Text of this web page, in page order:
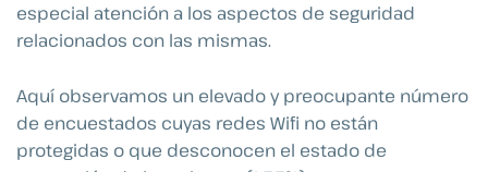
especial atención a los aspectos de seguridad
relacionados con las mismas.
Aquí observamos un elevado y preocupante número
de encuestados cuyas redes Wifi no están
protegidas o que desconocen el estado de